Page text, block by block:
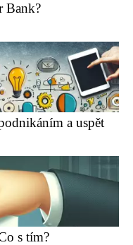
Bank?
a uspět
s tím?